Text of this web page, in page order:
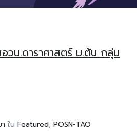
วน.ดาราศาสตร์ ม.ต้น กลุ่ม
ใน Featured, POSN-TAO